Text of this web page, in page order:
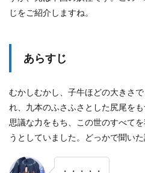
じをご紹介しますね。
あらすじ
むかしむかし、子牛ほどの大きさ
れ、九本のふさふさとした尻尾を
思議な力をもち、この世のすべて
うとしていました。どっかで聞いた
・・・・・